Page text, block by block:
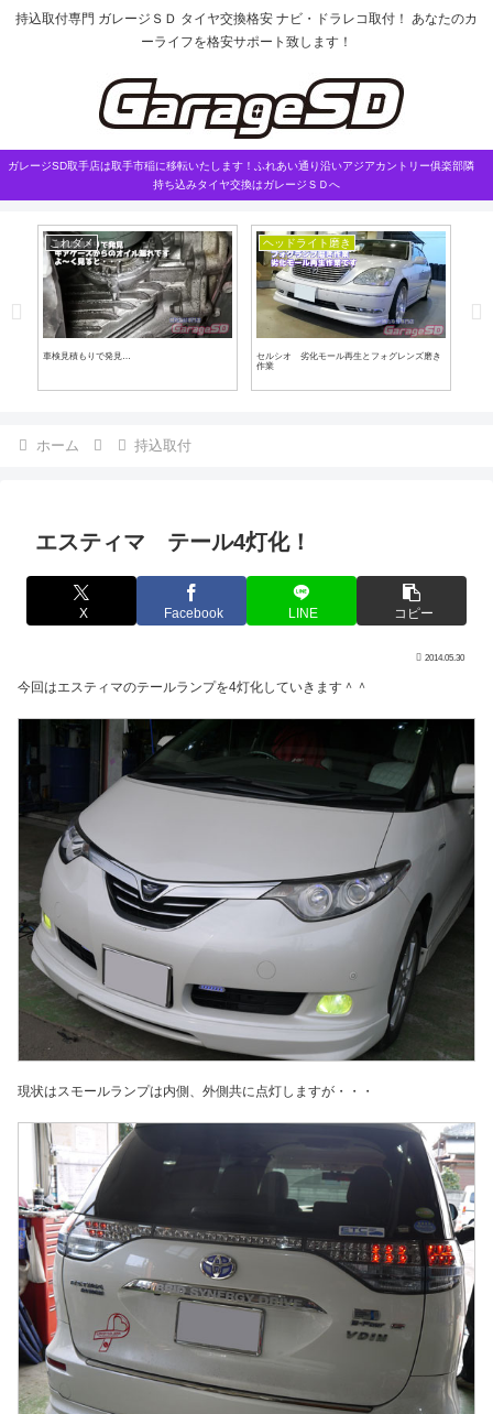
持込取付専門 ガレージＳＤ タイヤ交換格安 ナビ・ドラレコ取付！ あなたのカ
ーライフを格安サポート致します！
ガレージSD取手店は取手市稲に移転いたします！ふれあい通り沿いアジアカントリー俱楽部隣
持ち込みタイヤ交換はガレージＳＤへ
これダメ
車検見積もりで発見…
ヘッドライト磨き
セルシオ 劣化モール再生とフォグレンズ磨き
作業
ホーム 持込取付
エスティマ テール4灯化！
X Facebook LINE コピー
2014.05.30
今回はエスティマのテールランプを4灯化していきます＾＾
現状はスモールランプは内側、外側共に点灯しますが・・・